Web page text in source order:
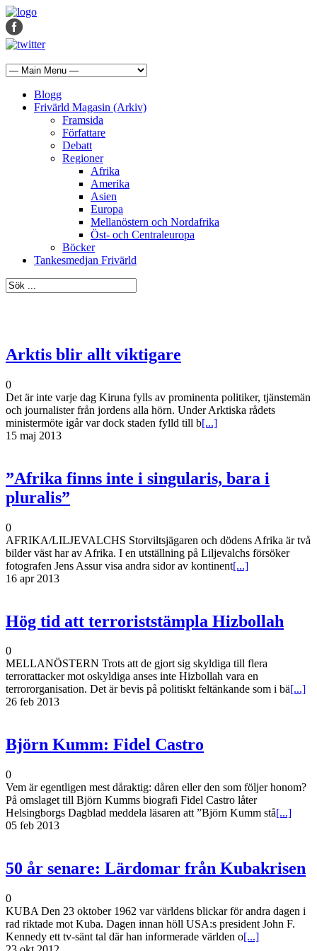
Blogg
Frivärld Magasin (Arkiv)
Framsida
Författare
Debatt
Regioner
Afrika
Amerika
Asien
Europa
Mellanöstern och Nordafrika
Öst- och Centraleuropa
Böcker
Tankesmedjan Frivärld
Arktis blir allt viktigare
0
Det är inte varje dag Kiruna fylls av prominenta politiker, tjänstemän
och journalister från jordens alla hörn. Under Arktiska rådets
ministermöte igår var dock staden fylld till b[...]
15 maj 2013
”Afrika finns inte i singularis, bara i
pluralis”
0
AFRIKA/LILJEVALCHS Storviltsjägaren och dödens Afrika är två
bilder väst har av Afrika. I en utställning på Liljevalchs försöker
fotografen Jens Assur visa andra sidor av kontinent[...]
16 apr 2013
Hög tid att terroriststämpla Hizbollah
0
MELLANÖSTERN Trots att de gjort sig skyldiga till flera
terrorattacker mot oskyldiga anses inte Hizbollah vara en
terrororganisation. Det är bevis på politiskt feltänkande som i bä[...]
26 feb 2013
Björn Kumm: Fidel Castro
0
Vem är egentligen mest dåraktig: dåren eller den som följer honom?
På omslaget till Björn Kumms biografi Fidel Castro låter
Helsingborgs Dagblad meddela läsaren att ”Björn Kumm stå[...]
05 feb 2013
50 år senare: Lärdomar från Kubakrisen
0
KUBA Den 23 oktober 1962 var världens blickar för andra dagen i
rad riktade mot Kuba. Dagen innan höll USA:s president John F.
Kennedy ett tv-sänt tal där han informerade världen o[...]